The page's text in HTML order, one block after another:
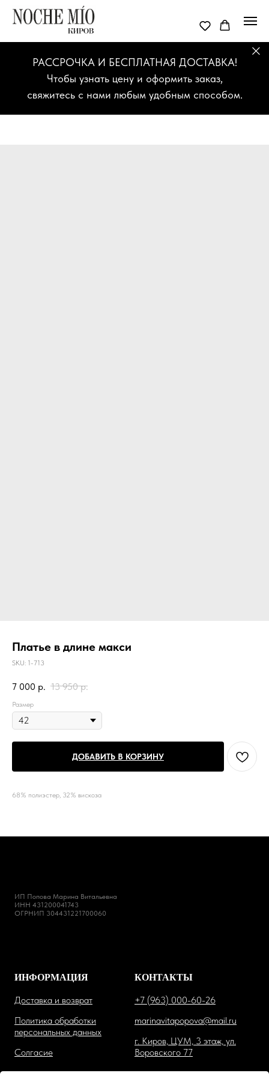
РАССРОЧКА И БЕСПЛАТНАЯ ДОСТАВКА!
Чтобы узнать цену и оформить заказ,
свяжитесь с нами любым удобным способом.
Платье в длине макси
SKU: 1-713
7 000 р. 13 950 р.
Размер
ДОБАВИТЬ В КОРЗИНУ
68% полиэстер, 32% вискоза
ИП Попова Марина Витальевна
ИНН 431200041743
ОГРНИП 304431221700060
ИНФОРМАЦИЯ
Доставка и возврат
Политика обработки
персональных данных
Солгасие
КОНТАКТЫ
+7 (963) 000-60-26
marinavitapopova@mail.ru
г. Киров, ЦУМ, 3 этаж, ул.
Воровского 77